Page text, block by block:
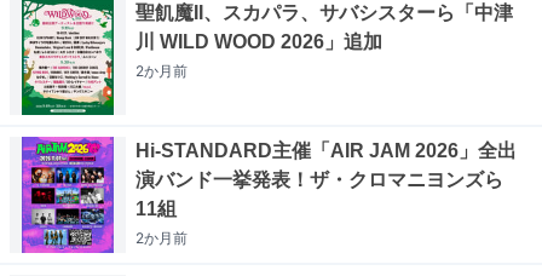
聖飢魔II、スカパラ、サバシスターら「中津
川 WILD WOOD 2026」追加
2か月前
Hi-STANDARD主催「AIR JAM 2026」全出
演バンド一挙発表！ザ・クロマニヨンズら
11組
2か月前